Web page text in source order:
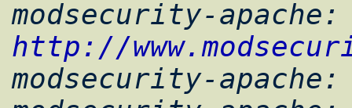
http://
modsecurity-apache: